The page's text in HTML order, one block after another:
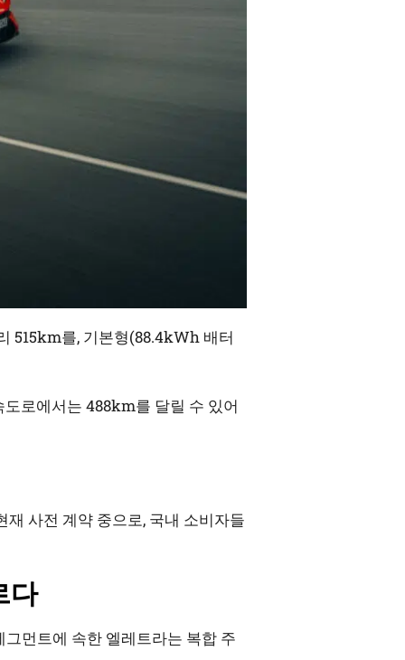
515km를, 기본형(88.4kWh 배터
로에서는 488km를 달릴 수 있어
사전 계약 중으로, 국내 소비자들
다
먼트에 속한 엘레트라는 복합 주